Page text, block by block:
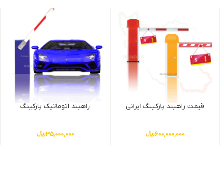
قیمت راهبند پارکینگ ایرانی
600,000,000﷼
راهبند اتوماتیک پارکینگ
35,000,000﷼